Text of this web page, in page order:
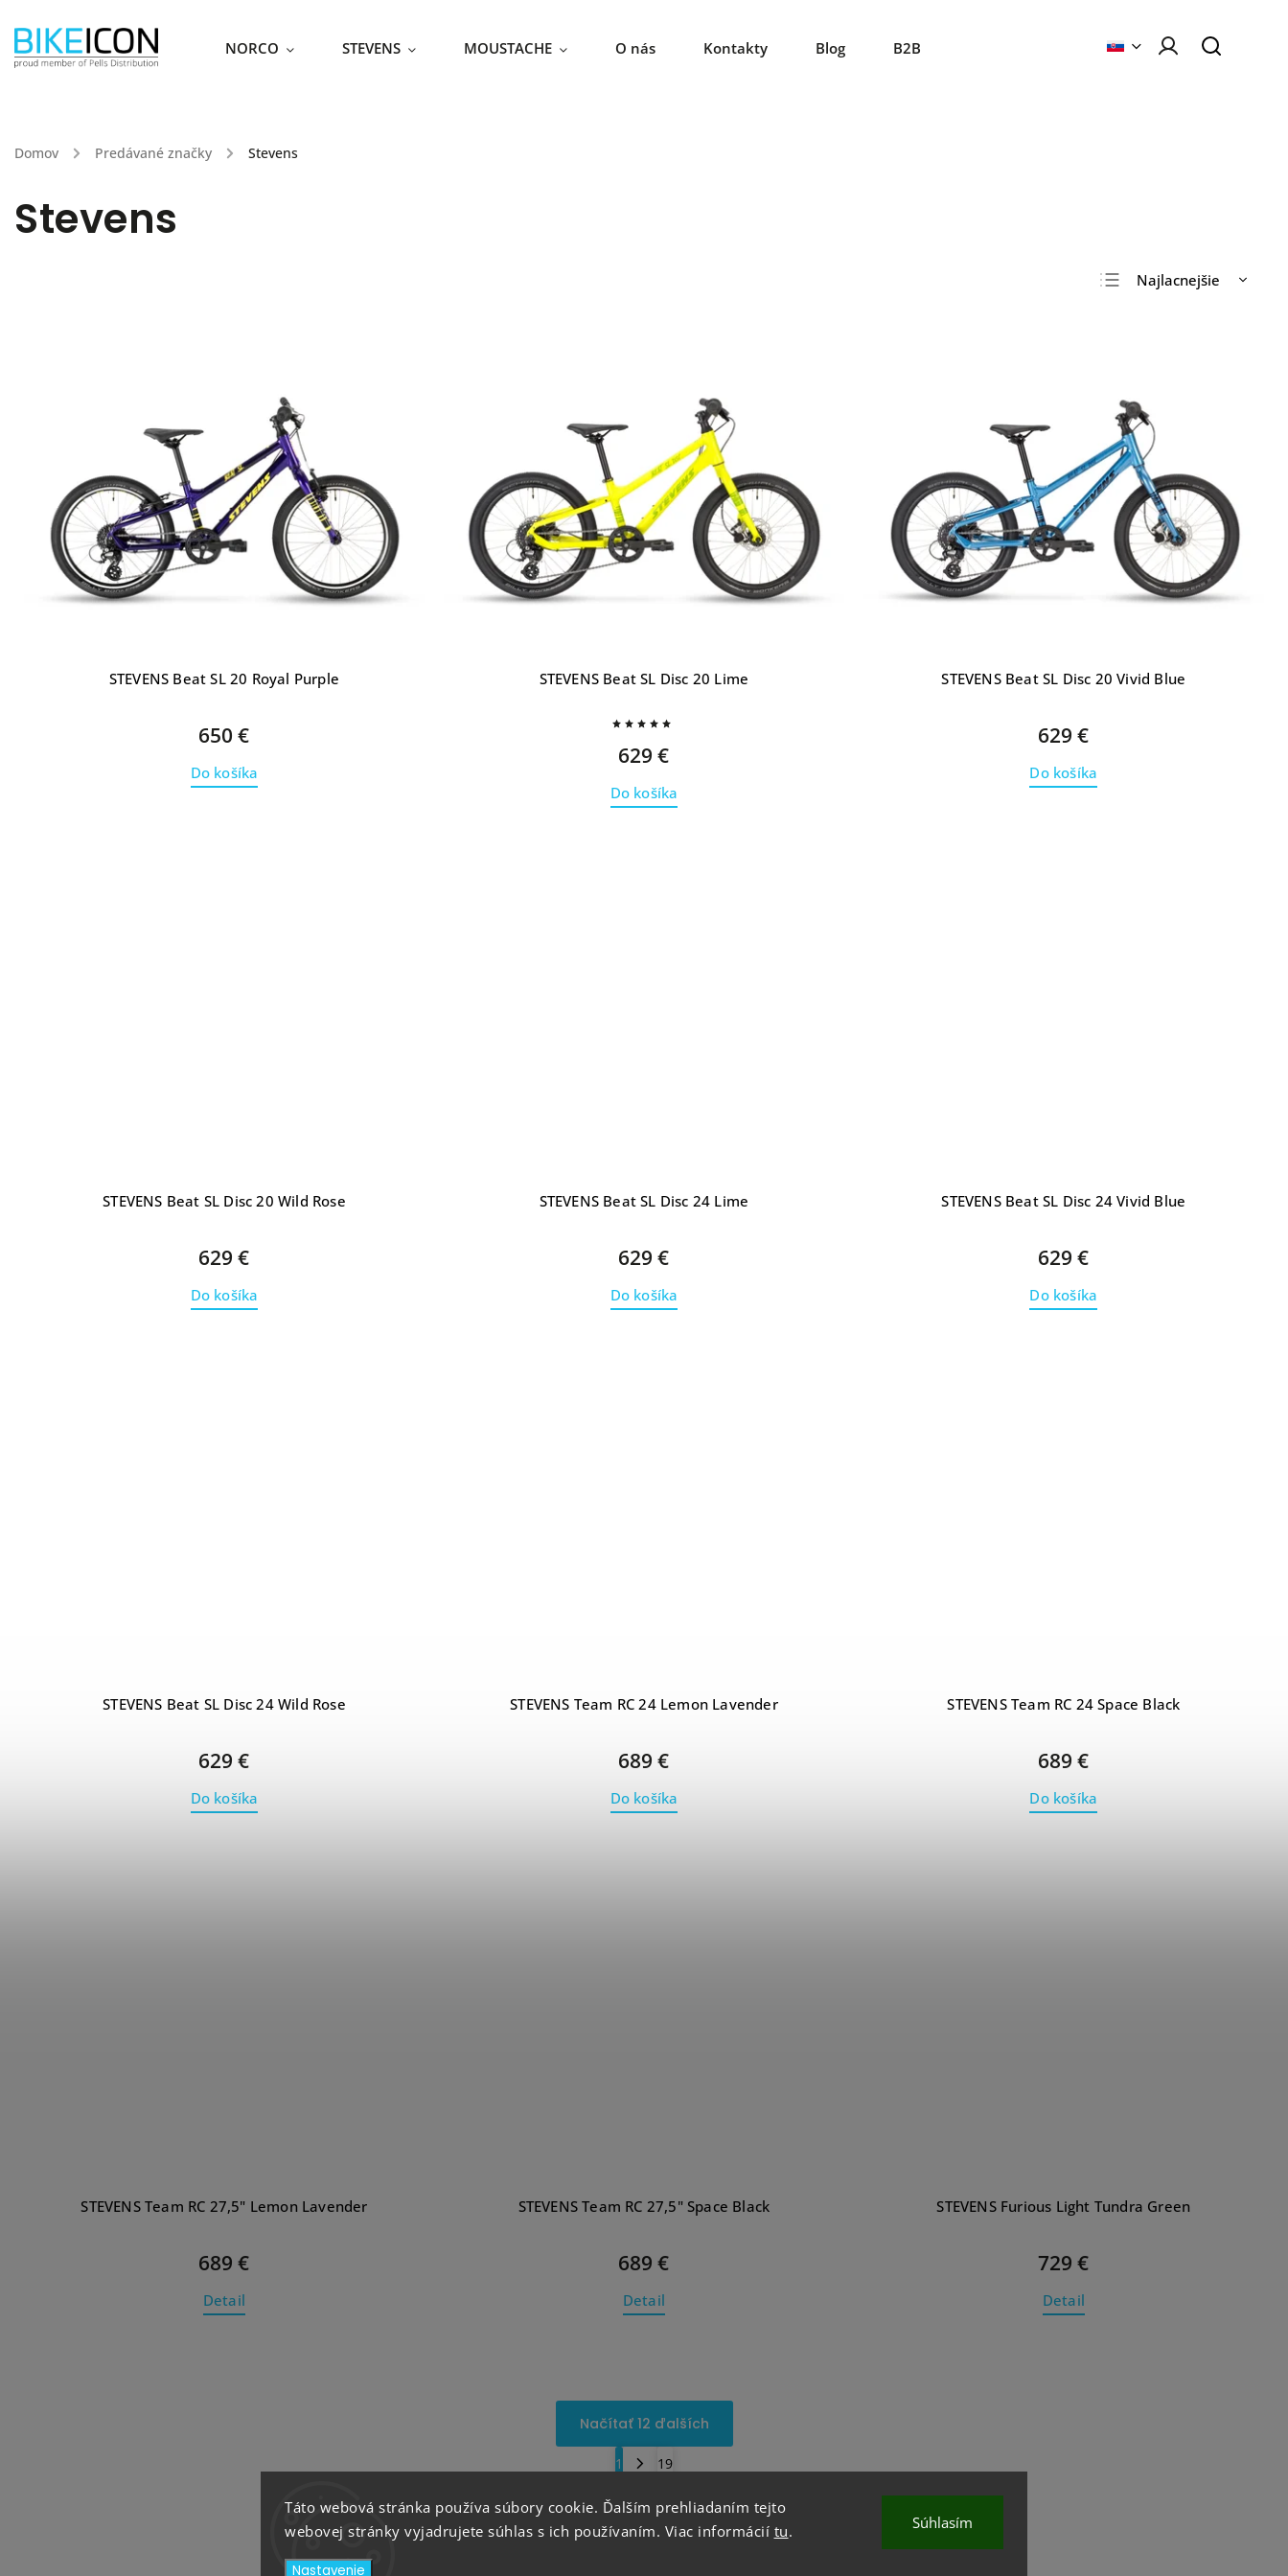
Táto webová stránka používa súbory cookie. Ďalším prehliadaním tejto
webovej stránky vyjadrujete súhlas s ich používaním. Viac informácií tu.
Nastavenie
Súhlasím
NORCO STEVENS MOUSTACHE O nás Kontakty Blog B2B
Domov / Predávané značky / Stevens
Stevens
Najlacnejšie
STEVENS Beat SL 20 Royal Purple
650 €
Do košíka
STEVENS Beat SL Disc 20 Lime
629 €
Do košíka
STEVENS Beat SL Disc 20 Vivid Blue
629 €
Do košíka
STEVENS Beat SL Disc 20 Wild Rose
629 €
Do košíka
STEVENS Beat SL Disc 24 Lime
629 €
Do košíka
STEVENS Beat SL Disc 24 Vivid Blue
629 €
Do košíka
STEVENS Beat SL Disc 24 Wild Rose
629 €
Do košíka
STEVENS Team RC 24 Lemon Lavender
689 €
Do košíka
STEVENS Team RC 24 Space Black
689 €
Do košíka
STEVENS Team RC 27,5" Lemon Lavender
689 €
Detail
STEVENS Team RC 27,5" Space Black
689 €
Detail
STEVENS Furious Light Tundra Green
729 €
Detail
Načítať 12 ďalších
1
19